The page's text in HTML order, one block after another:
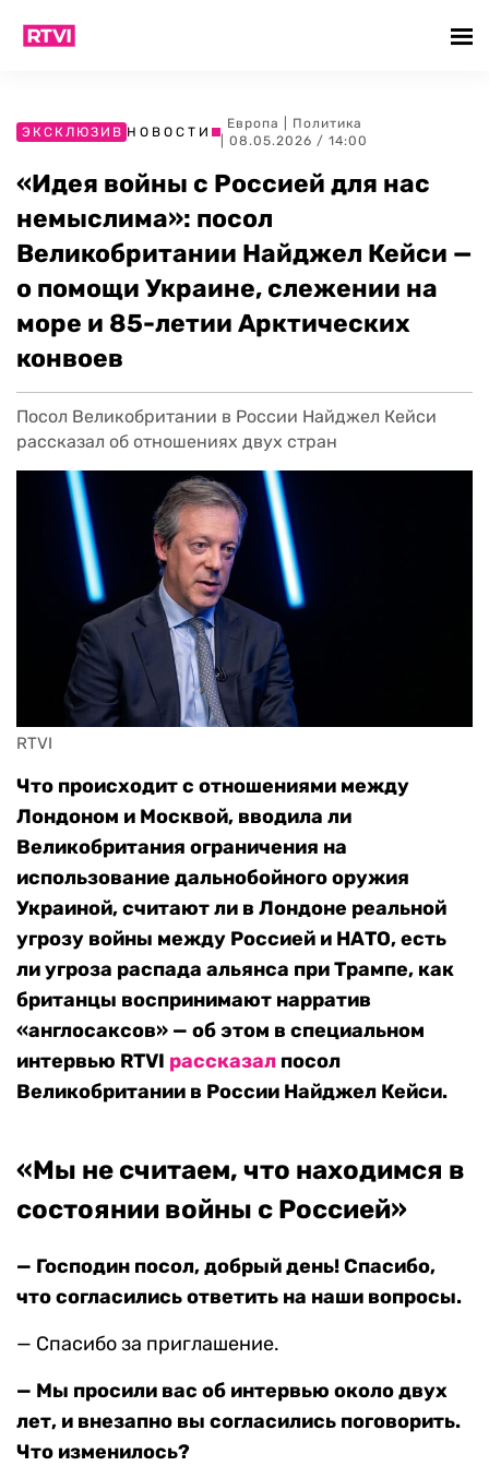
ЭКСКЛЮЗИВ НОВОСТИ
Европа
Политика
| 08.05.2026 / 14:00
«Идея войны с Россией для нас
немыслима»: посол
Великобритании Найджел Кейси —
о помощи Украине, слежении на
море и 85-летии Арктических
конвоев
Посол Великобритании в России Найджел Кейси
рассказал об отношениях двух стран
RTVI
Что происходит с отношениями между
Лондоном и Москвой, вводила ли
Великобритания ограничения на
использование дальнобойного оружия
Украиной, считают ли в Лондоне реальной
угрозу войны между Россией и НАТО, есть
ли угроза распада альянса при Трампе, как
британцы воспринимают нарратив
«англосаксов» — об этом в специальном
интервью RTVI рассказал посол
Великобритании в России Найджел Кейси.
«Мы не считаем, что находимся в
состоянии войны с Россией»
— Господин посол, добрый день! Спасибо,
что согласились ответить на наши вопросы.
— Спасибо за приглашение.
— Мы просили вас об интервью около двух
лет, и внезапно вы согласились поговорить.
Что изменилось?